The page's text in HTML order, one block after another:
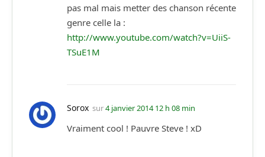
pas mal mais metter des chanson récente
genre celle la :
http://www.youtube.com/watch?v=UiiS-
TSuE1M
Sorox sur4 janvier 2014 12 h 08 min
Vraiment cool ! Pauvre Steve ! xD